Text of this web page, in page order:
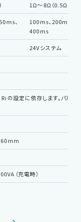
1Ω〜8Ω（0.5Ω ステ
、
100ms、200ms、
400ms
24Vシステム
の設定に依存します。パル
（充電時）